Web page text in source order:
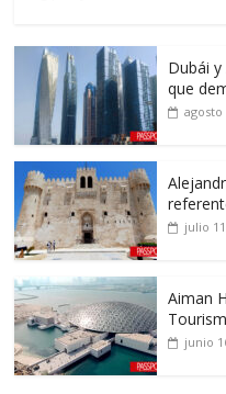
Dubái
que
agosto
julio
Aiman
junio